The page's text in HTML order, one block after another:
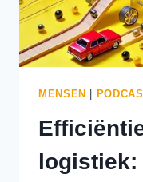
MENSEN
logistiek: